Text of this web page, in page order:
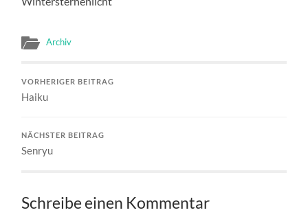
Archiv
VORHERIGER BEITRAG
Haiku
NÄCHSTER BEITRAG
Senryu
Schreibe einen Kommentar